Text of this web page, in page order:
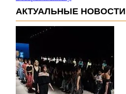
АКТУАЛЬНЫЕ НОВОСТИ